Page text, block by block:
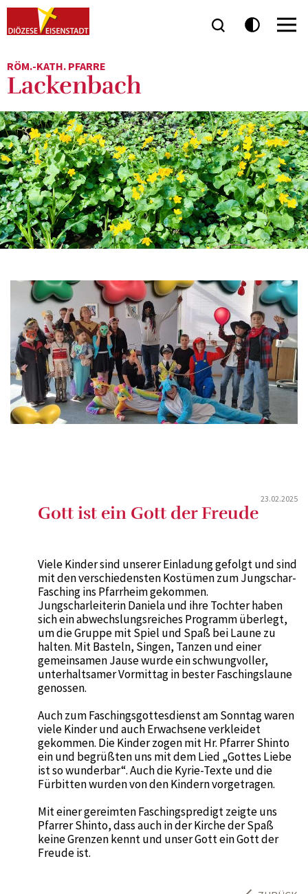
RÖM.-KATH. PFARRE
Lackenbach
23.02.2025
Gott ist ein Gott der Freude
Viele Kinder sind unserer Einladung gefolgt und sind
mit den verschiedensten Kostümen zum Jungschar-
Fasching ins Pfarrheim gekommen.
Jungscharleiterin Daniela und ihre Tochter haben
sich ein abwechslungsreiches Programm überlegt,
um die Gruppe mit Spiel und Spaß bei Laune zu
halten. Mit Basteln, Singen, Tanzen und einer
gemeinsamen Jause wurde ein schwungvoller,
unterhaltsamer Vormittag in bester Faschingslaune
genossen.
Auch zum Faschingsgottesdienst am Sonntag waren
viele Kinder und auch Erwachsene verkleidet
gekommen. Die Kinder zogen mit Hr. Pfarrer Shinto
ein und begrüßten uns mit dem Lied „Gottes Liebe
ist so wunderbar“. Auch die Kyrie-Texte und die
Fürbitten wurden von den Kindern vorgetragen.
Mit einer gereimten Faschingspredigt zeigte uns
Pfarrer Shinto, dass auch in der Kirche der Spaß
keine Grenzen kennt und unser Gott ein Gott der
Freude ist.